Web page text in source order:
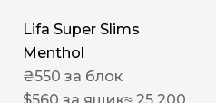
Lifa Super Slims
Menthol
₴550 за блок